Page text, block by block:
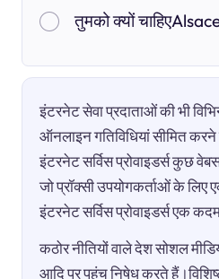
तुमको क्यों
इंटरनेट सेवा प्रदाताओं की भी
ऑनलाइन गतिविधियां सीमित
इंटरनेट सर्विस प्रोवाइडर्स कुछ
जो प्रॉक्सी उपयोगकर्ताओं के लिए
इंटरनेट सर्विस प्रोवाइडर्स एक
कठोर नीतियों वाले देश सोशल
आदि पर पहुंच निषेध करते